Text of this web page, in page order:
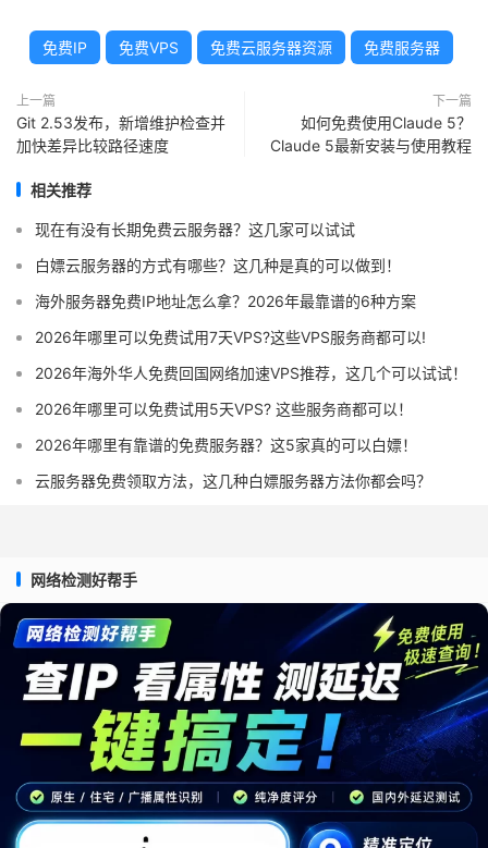
免费IP 免费VPS 免费云服务器资源 免费服务器
上一篇
Git 2.53发布，新增维护检查并
加快差异比较路径速度
下一篇
如何免费使用Claude 5？
Claude 5最新安装与使用教程
相关推荐
现在有没有长期免费云服务器？这几家可以试试
白嫖云服务器的方式有哪些？这几种是真的可以做到！
海外服务器免费IP地址怎么拿？2026年最靠谱的6种方案
2026年哪里可以免费试用7天VPS?这些VPS服务商都可以!
2026年海外华人免费回国网络加速VPS推荐，这几个可以试试！
2026年哪里可以免费试用5天VPS? 这些服务商都可以！
2026年哪里有靠谱的免费服务器？这5家真的可以白嫖！
云服务器免费领取方法，这几种白嫖服务器方法你都会吗？
网络检测好帮手